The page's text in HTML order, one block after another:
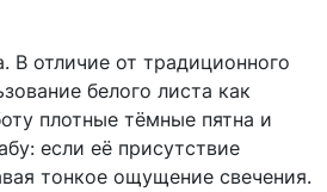
отличие от традиционного
белого листа как
плотные тёмные пятна и
если её присутствие
тонкое ощущение свечения.